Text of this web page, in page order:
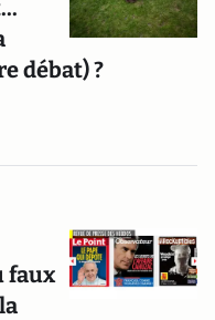
débat) ?
faux